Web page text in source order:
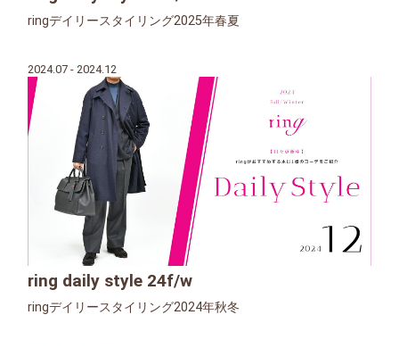
ringデイリースタイリング2025年春夏
2024.07 - 2024.12
ring daily style 24f/w
ringデイリースタイリング2024年秋冬